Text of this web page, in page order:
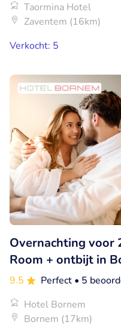
Taormina Hotel
Zaventem (16km)
Verkocht: 5
Overnachting voor
Room + ontbijt in
9.5 Perfect • 5
Hotel Bornem
Bornem (17km)